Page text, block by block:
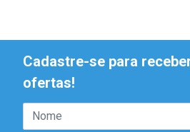
Cadastre-se para
ofertas!